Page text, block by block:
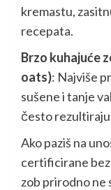
kremastu,
recepata.
Brzo kuhajuće
oats): Najviše
sušene i tanje
često
Ako paziš na
certificirane
zob prirodno ne